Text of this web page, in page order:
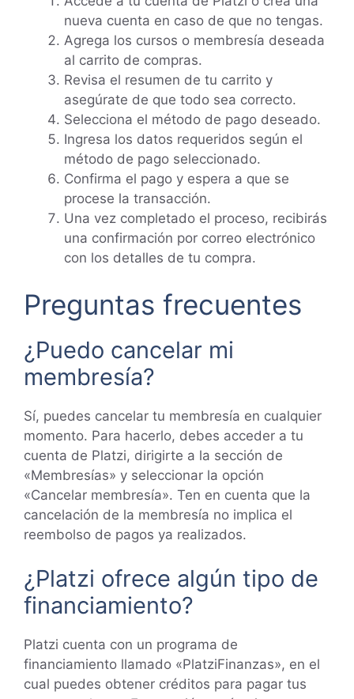
nueva cuenta en caso de que no tengas.
Agrega los cursos o membresía deseada
al carrito de compras.
Revisa el resumen de tu carrito y
asegúrate de que todo sea correcto.
Selecciona el método de pago deseado.
Ingresa los datos requeridos según el
método de pago seleccionado.
Confirma el pago y espera a que se
procese la transacción.
Una vez completado el proceso, recibirás
una confirmación por correo electrónico
con los detalles de tu compra.
Preguntas frecuentes
¿Puedo cancelar mi
membresía?
Sí, puedes cancelar tu membresía en cualquier
momento. Para hacerlo, debes acceder a tu
cuenta de Platzi, dirigirte a la sección de
«Membresías» y seleccionar la opción
«Cancelar membresía». Ten en cuenta que la
cancelación de la membresía no implica el
reembolso de pagos ya realizados.
¿Platzi ofrece algún tipo de
financiamiento?
Platzi cuenta con un programa de
financiamiento llamado «PlatziFinanzas», en el
cual puedes obtener créditos para pagar tus